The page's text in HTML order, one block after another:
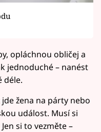
opláchnou obličej a
jednoduché – nanést
déle.
žena na párty nebo
událost. Musí si
si to vezměte –